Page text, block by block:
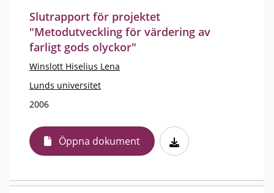
Slutrapport för projektet
"Metodutveckling för värdering av
farligt gods olyckor"
Winslott Hiselius Lena
Lunds universitet
2006
Öppna dokument